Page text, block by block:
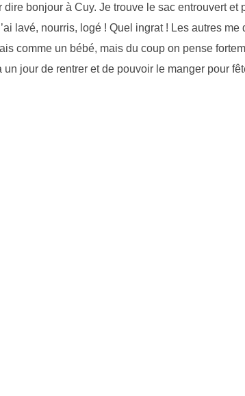
bonjour à Cuy. Je trouve le sac entrouvert et
lavé, nourris, logé ! Quel ingrat ! Les autres
comme un bébé, mais du coup on pense
jour de rentrer et de pouvoir le manger pour